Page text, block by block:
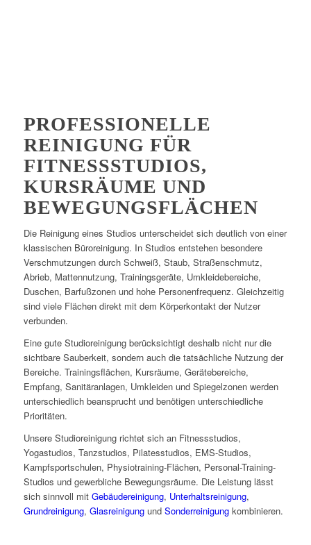
PROFESSIONELLE
REINIGUNG FÜR
FITNESSSTUDIOS,
KURSRÄUME UND
BEWEGUNGSFLÄCHEN
Die Reinigung eines Studios unterscheidet sich deutlich von einer
klassischen Büroreinigung. In Studios entstehen besondere
Verschmutzungen durch Schweiß, Staub, Straßenschmutz,
Abrieb, Mattennutzung, Trainingsgeräte, Umkleidebereiche,
Duschen, Barfußzonen und hohe Personenfrequenz. Gleichzeitig
sind viele Flächen direkt mit dem Körperkontakt der Nutzer
verbunden.
Eine gute Studioreinigung berücksichtigt deshalb nicht nur die
sichtbare Sauberkeit, sondern auch die tatsächliche Nutzung der
Bereiche. Trainingsflächen, Kursräume, Gerätebereiche,
Empfang, Sanitäranlagen, Umkleiden und Spiegelzonen werden
unterschiedlich beansprucht und benötigen unterschiedliche
Prioritäten.
Unsere Studioreinigung richtet sich an Fitnessstudios,
Yogastudios, Tanzstudios, Pilatesstudios, EMS-Studios,
Kampfsportschulen, Physiotraining-Flächen, Personal-Training-
Studios und gewerbliche Bewegungsräume. Die Leistung lässt
sich sinnvoll mit Gebäudereinigung, Unterhaltsreinigung,
Grundreinigung, Glasreinigungund Sonderreinigungkombinieren.